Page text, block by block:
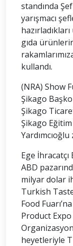
standında
yarışmacı
gıda
kullandı.
(NRA) Show
Şikago
Şikago
Şikago
Ege
ABD
milyar dolar
Turkish
Food
Product Expo
heyetleriyle